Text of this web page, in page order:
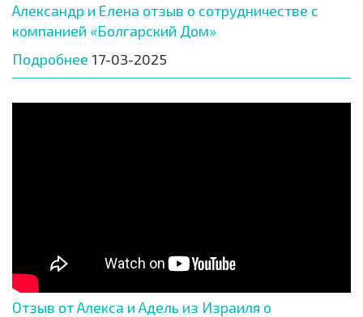
Александр и Елена отзыв о сотрудничестве с
компанией «Болгарский Дом»
Подробнее 17-03-2025
Отзыв от Алекса и Адель из Израиля о